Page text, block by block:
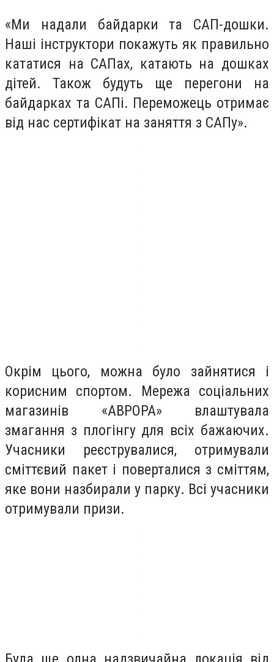
«Ми надали байдарки та САП-дошки.
Наші інструктори покажуть як правильно
кататися на САПах, катають на дошках
дітей. Також будуть ще перегони на
байдарках та САПі. Переможець отримає
від нас сертифікат на заняття з САПу».
Окрім цього, можна було зайнятися і
корисним спортом. Мережа соціальних
магазинів «АВРОРА» влаштувала
змагання з плогінгу для всіх бажаючих.
Учасники реєструвалися, отримували
сміттєвий пакет і поверталися з сміттям,
яке вони назбирали у парку. Всі учасники
отримували призи.